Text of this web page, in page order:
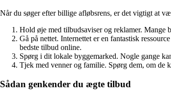
Når du søger efter billige afløbsrens, er det vigtigt at
Hold øje med tilbudsaviser og reklamer. Mange
Gå på nettet. Internettet er en fantastisk
bedste tilbud online.
Spørg i dit lokale byggemarked. Nogle gange
Tjek med venner og familie. Spørg dem, om de
Sådan genkender du ægte tilbud